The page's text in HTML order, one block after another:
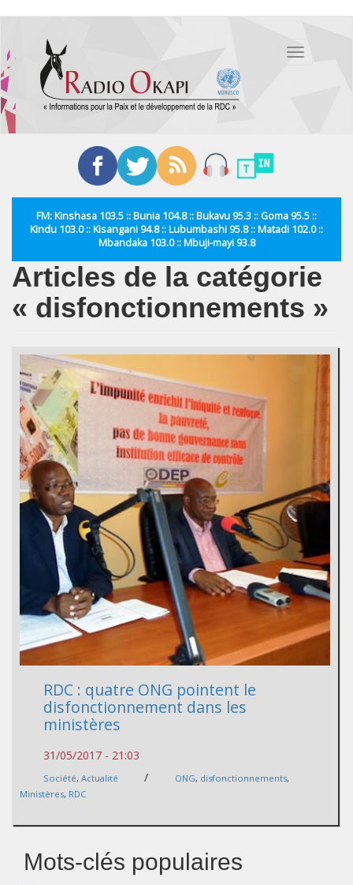
contenu
principal
Toggle
FM: Kinshasa 103.5 :: Bunia 104.8 :: Bukavu 95.3 :: Goma 95.5 ::
Kindu 103.0 :: Kisangani 94.8 :: Lubumbashi 95.8 :: Matadi 102.0 ::
Mbandaka 103.0 :: Mbuji-mayi 93.8
Articles de la catégorie
« disfonctionnements »
RDC : quatre ONG pointent le
disfonctionnement dans les
ministères
31/05/2017 - 21:03
Société, Actualité / ONG, disfonctionnements,
Ministères, RDC
Mots-clés populaires